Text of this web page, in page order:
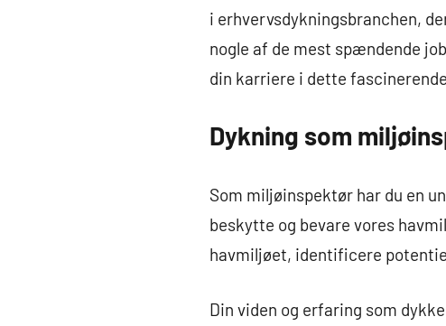
i erhvervsdykningsbranchen,
nogle af de mest spændende
din karriere i dette
Dykning som
Som miljøinspektør har du en
beskytte og bevare vores
havmiljøet, identificere
Din viden og erfaring som